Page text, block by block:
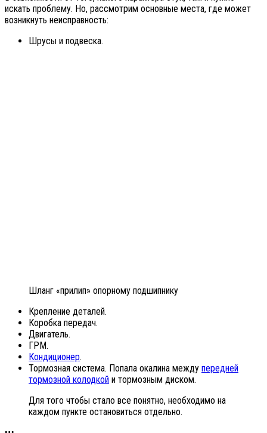
искать проблему. Но, рассмотрим основные места, где может
возникнуть неисправность:
Шрусы и подвеска.
Шланг «прилип» опорному подшипнику
Крепление деталей.
Коробка передач.
Двигатель.
ГРМ.
Кондиционер.
Тормозная система. Попала окалина между передней
тормозной колодкой и тормозным диском.
Для того чтобы стало все понятно, необходимо на
каждом пункте остановиться отдельно.